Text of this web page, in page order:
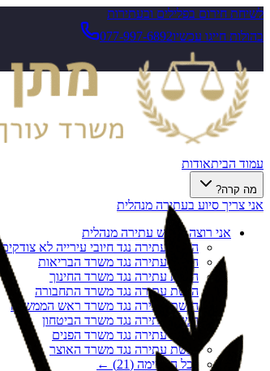
לשיחת חירום בפלילים ובעתירות
בהולות חייגו עכשיו077-997-6892
עמוד הביתאודות
מה קרה?
אני צריך סיוע בעתירה מנהלית
אני רוצה להגיש עתירה מנהלית
הגשת עתירה נגד חיובי עירייה לא צודקים
הגשת עתירה נגד משרד הבריאות
הגשת עתירה נגד משרד החינוך
הגשת עתירה נגד משרד התחבורה
הגשת עתירה נגד משרד ראש הממשלה
הגשת עתירה נגד משרד הביטחון
הגשת עתירה נגד משרד הפנים
הגשת עתירה נגד משרד האוצר
לכל הרשימה (21
) ←